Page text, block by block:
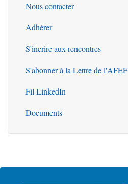
Outils
Nous contacter
Adhérer
S'incrire aux rencontres
S'abonner à la Lettre de l'AFEF
Fil LinkedIn
Documents